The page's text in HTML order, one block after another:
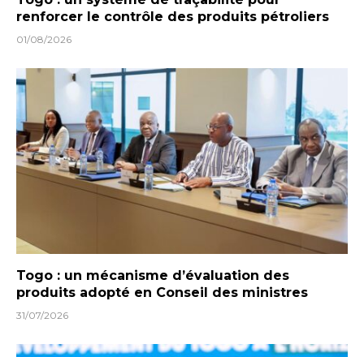
renforcer le contrôle des produits pétroliers
01/08/2026
Togo : un mécanisme d’évaluation des
produits adopté en Conseil des ministres
31/07/2026